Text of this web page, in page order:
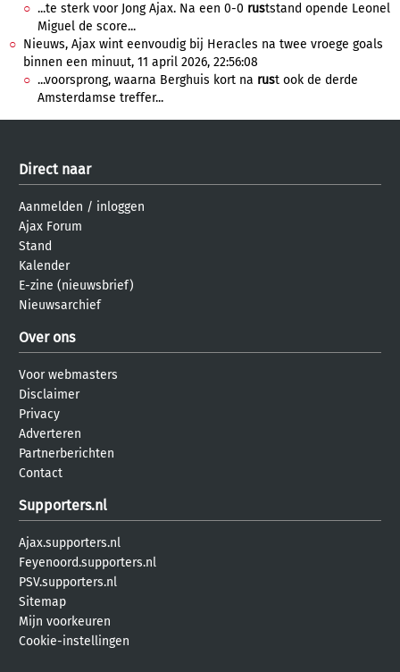
...te sterk voor Jong Ajax. Na een 0-0 ruststand opende Leonel
Miguel de score...
Nieuws, Ajax wint eenvoudig bij Heracles na twee vroege goals
binnen een minuut, 11 april 2026, 22:56:08
...voorsprong, waarna Berghuis kort na rust ook de derde
Amsterdamse treffer...
Direct naar
Aanmelden / inloggen
Ajax Forum
Stand
Kalender
E-zine (nieuwsbrief)
Nieuwsarchief
Over ons
Voor webmasters
Disclaimer
Privacy
Adverteren
Partnerberichten
Contact
Supporters.nl
Ajax.supporters.nl
Feyenoord.supporters.nl
PSV.supporters.nl
Sitemap
Mijn voorkeuren
Cookie-instellingen